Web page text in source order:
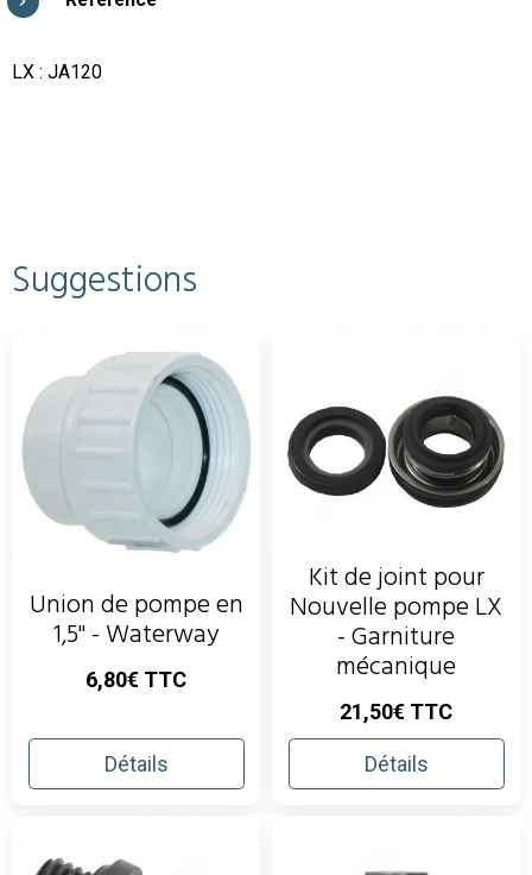
LX : JA120
Suggestions
Union de pompe en
1,5" - Waterway
6,80€ TTC
Détails
Kit de joint pour
Nouvelle pompe LX
- Garniture
mécanique
21,50€ TTC
Détails